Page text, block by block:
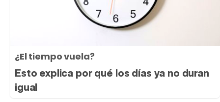
¿El tiempo vuela?
Esto explica por qué los días ya no duran
igual